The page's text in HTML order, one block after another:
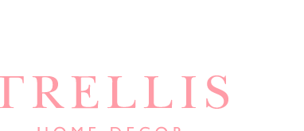
Ir
a
Ir
al
contenido